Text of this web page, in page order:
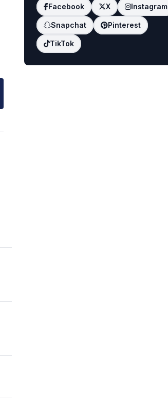
Facebook X Instagram
Snapchat Pinterest
TikTok